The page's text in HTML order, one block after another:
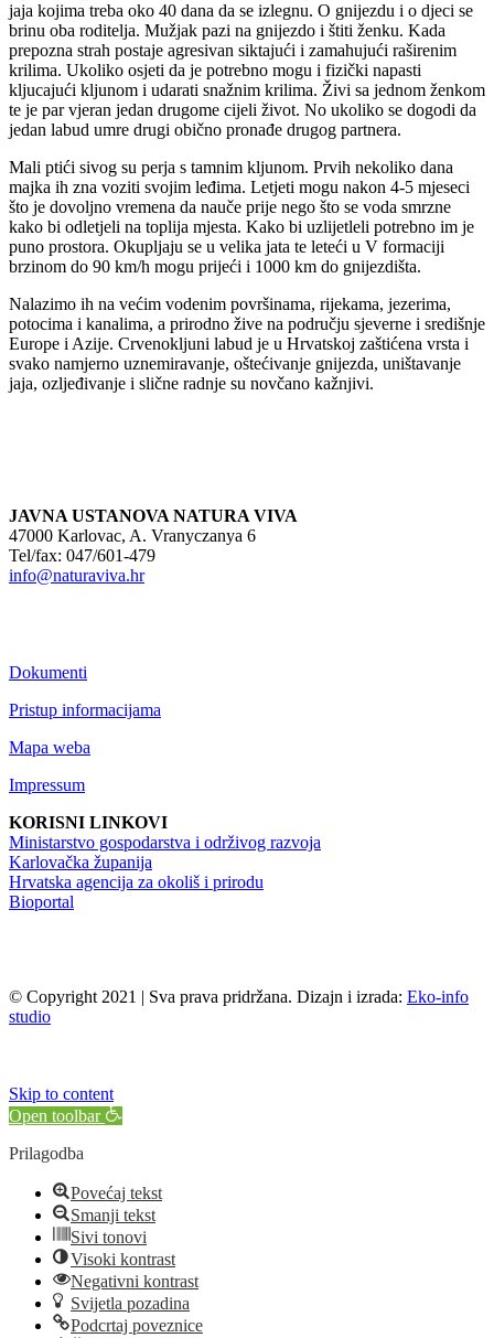
jaja kojima treba oko 40 dana da se izlegnu. O gnijezdu i o djeci se
brinu oba roditelja. Mužjak pazi na gnijezdo i štiti ženku. Kada
prepozna strah postaje agresivan siktajući i zamahujući raširenim
krilima. Ukoliko osjeti da je potrebno mogu i fizički napasti
kljucajući kljunom i udarati snažnim krilima. Živi sa jednom ženkom
te je par vjeran jedan drugome cijeli život. No ukoliko se dogodi da
jedan labud umre drugi obično pronađe drugog partnera.
Mali ptići sivog su perja s tamnim kljunom. Prvih nekoliko dana
majka ih zna voziti svojim leđima. Letjeti mogu nakon 4-5 mjeseci
što je dovoljno vremena da nauče prije nego što se voda smrzne
kako bi odletjeli na toplija mjesta. Kako bi uzlijetleli potrebno im je
puno prostora. Okupljaju se u velika jata te leteći u V formaciji
brzinom do 90 km/h mogu prijeći i 1000 km do gnijezdišta.
Nalazimo ih na većim vodenim površinama, rijekama, jezerima,
potocima i kanalima, a prirodno žive na području sjeverne i središnje
Europe i Azije. Crvenokljuni labud je u Hrvatskoj zaštićena vrsta i
svako namjerno uznemiravanje, oštećivanje gnijezda, uništavanje
jaja, ozljeđivanje i slične radnje su novčano kažnjivi.
JAVNA USTANOVA NATURA VIVA
47000 Karlovac, A. Vranyczanya 6
Tel/fax: 047/601-479
info@naturaviva.hr
Dokumenti
Pristup informacijama
Mapa weba
Impressum
KORISNI LINKOVI
Ministarstvo gospodarstva i održivog razvoja
Karlovačka županija
Hrvatska agencija za okoliš i prirodu
Bioportal
© Copyright 2021 | Sva prava pridržana. Dizajn i izrada: Eko-info
studio
Skip to content
Open toolbar
Prilagodba
Povećaj tekst
Smanji tekst
Sivi tonovi
Visoki kontrast
Negativni kontrast
Svijetla pozadina
Podcrtaj poveznice